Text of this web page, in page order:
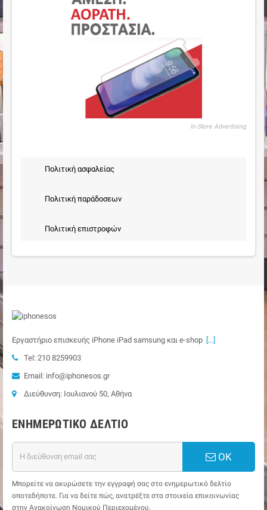
In-Store Advertising
Πολιτική ασφαλείας
Πολιτική παράδοσεων
Πολιτική επιστροφών
Εργαστήριο επισκευής iPhone iPad samsung και e-shop [...]
Tel: 210 8259903
Email: info@iphonesos.gr
Διεύθυνση: Ιουλιανού 50, Αθήνα
ΕΝΗΜΕΡΩΤΙΚΌ ΔΕΛΤΊΟ
ΟΚ
Μπορείτε να ακυρώσετε την εγγραφή σας στο ενημερωτικό δελτίο
οποτεδήποτε. Για να δείτε πώς, ανατρέξτε στα στοιχεία επικοινωνίας
στην Ανακοίνωση Νομικού Περιεχομένου.